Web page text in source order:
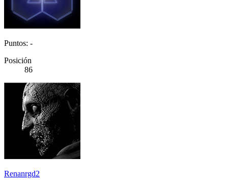
Puntos: -
Posición
86
Renanrgd2